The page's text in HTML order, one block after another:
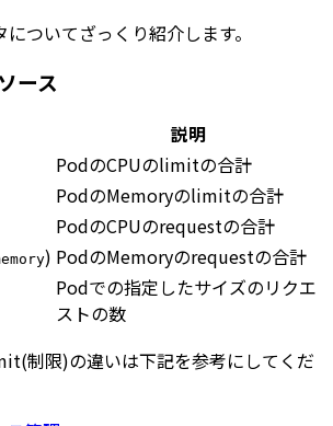
ついてざっくり紹介します。
ース
説明
PodのCPUのlimitの合計
PodのMemoryのlimitの合計
PodのCPUのrequestの合計
) PodのMemoryのrequestの合計
Podでの指定したサイズのリクエ
ストの数
制限)の違いは下記を参考にしてくだ